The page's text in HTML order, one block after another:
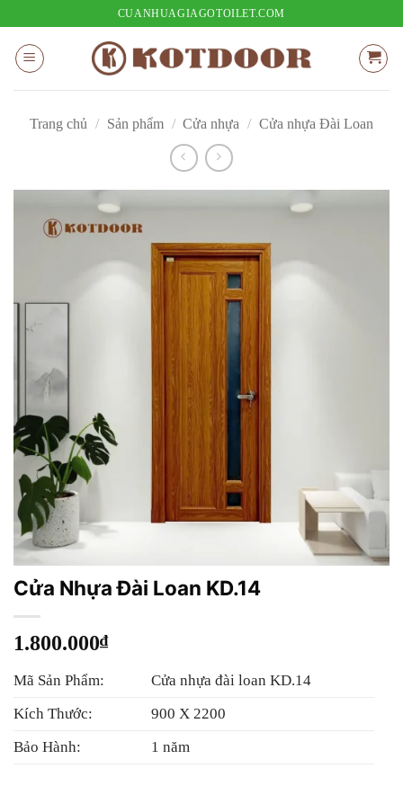
nội
dung
CUANHUAGIAGOTOILET.COM
Trang chủ / Sản phẩm / Cửa nhựa / Cửa nhựa Đài Loan
Cửa Nhựa Đài Loan KD.14
1.800.000₫
Mã Sản Phẩm:
Cửa nhựa đài loan KD.14
Kích Thước:
900 X 2200
Bảo Hành:
1 năm